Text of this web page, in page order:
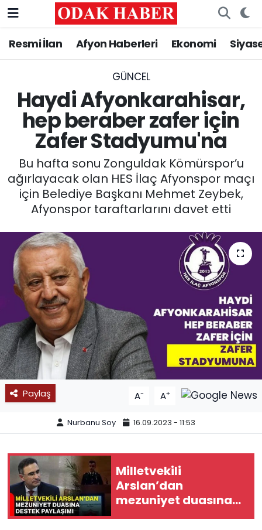
Resmi İlan Afyon Haberleri Ekonomi
GÜNCEL
Haydi Afyonkarahisar,
hep beraber zafer için
Zafer Stadyumu'na
Bu hafta sonu Zonguldak Kömürspor’u
ağırlayacak olan HES İlaç Afyonspor maçı
için Belediye Başkanı Mehmet Zeybek,
Afyonspor taraftarlarını davet etti
Paylaş A- A+
Nurbanu Soy 16.09.2023 - 11:53
Milletvekili
Arslan’dan
mezuniyet duasına
destek paylaşımı
AFYONKARAHİSAR HABERLERİ
ASAYİŞ
GÜNCEL
SİYASET
EĞİTİM
SAĞLIK
SPOR
11:11 MANŞET
Nöbetçi Eczaneler
Trafik Durumu
Süper Lig Puan Durumu ve Fikstür
Tüm Manşetler
Son Dakika Haberleri